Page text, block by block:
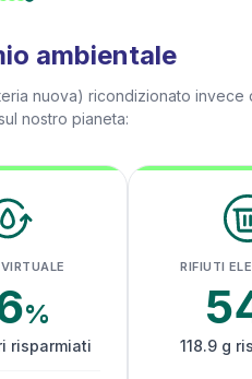
ambientale
nuova) ricondizionato invece
nostro pianeta:
%
risparmiati
RIFIUTI
118.9 g